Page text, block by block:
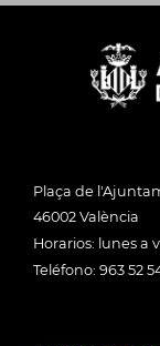
Plaça de
46002 València
Horarios: lunes a
Teléfono: 963 52